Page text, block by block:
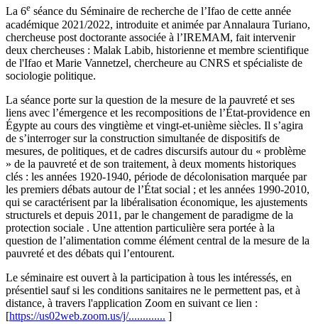
La 6e séance du Séminaire de recherche de l’Ifao de cette année
académique 2021/2022, introduite et animée par Annalaura Turiano,
chercheuse post doctorante associée à l’IREMAM, fait intervenir
deux chercheuses : Malak Labib, historienne et membre scientifique
de l'Ifao et Marie Vannetzel, chercheure au CNRS et spécialiste de
sociologie politique.
La séance porte sur la question de la mesure de la pauvreté et ses
liens avec l’émergence et les recompositions de l’État-providence en
Égypte au cours des vingtième et vingt-et-unième siècles. Il s’agira
de s’interroger sur la construction simultanée de dispositifs de
mesures, de politiques, et de cadres discursifs autour du « problème
» de la pauvreté et de son traitement, à deux moments historiques
clés : les années 1920-1940, période de décolonisation marquée par
les premiers débats autour de l’État social ; et les années 1990-2010,
qui se caractérisent par la libéralisation économique, les ajustements
structurels et depuis 2011, par le changement de paradigme de la
protection sociale . Une attention particulière sera portée à la
question de l’alimentation comme élément central de la mesure de la
pauvreté et des débats qui l’entourent.
Le séminaire est ouvert à la participation à tous les intéressés, en
présentiel sauf si les conditions sanitaires ne le permettent pas, et à
distance, à travers l'application Zoom en suivant ce lien :
[https://us02web.zoom.us/j/............. ]